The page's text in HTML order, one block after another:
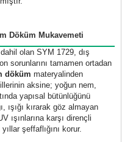
Döküm Mukavemeti
olan SYM 1729, dış
sorunlarını tamamen ortadan
döküm materyalinden
aksine; yoğun nem,
yapısal bütünlüğünü
ışığı kırarak göz almayan
ışınlarına karşı dirençli
şeffaflığını korur.